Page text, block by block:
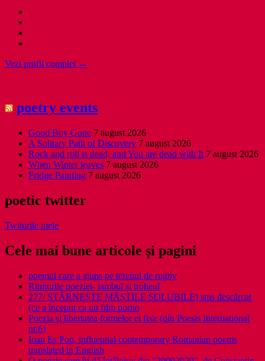
Vezi profil complet →
poetry events
Good Boy Gone 7 august 2026
A Solitary Path of Discovery 7 august 2026
Rock and roll is dead, and You are dead with It 7 august 2026
When Winter leaves 7 august 2026
Fridge Painting 7 august 2026
poetic twitter
Twiturile mele
Cele mai bune articole și pagini
poemul care a ajuns pe terenul de rugby
Ritmurile poeziei- iambul și troheul
277/ STÂRNEȘTE MĂȘTILE SOLUBILE) sms descărcat
(ce a început ca un film porno
Poezia şi libertatea formelor ei fixe (din Poesis International
nr.6)
Ioan Es Pop, influential contemporary Romanian poems
translated in English